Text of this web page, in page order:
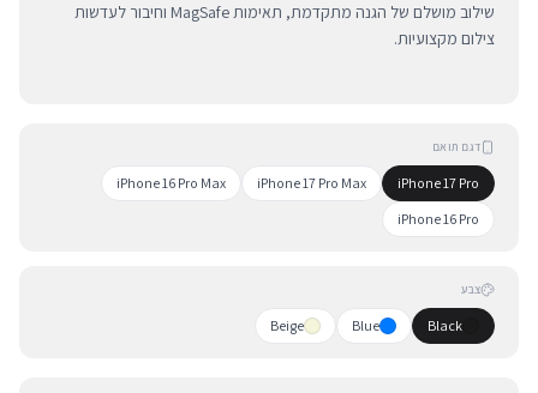
שילוב מושלם של הגנה מתקדמת, תאימות MagSafe וחיבור לעדשות
צילום מקצועיות.
דגם תואם
iPhone 17 Pro
iPhone 17 Pro Max
iPhone 16 Pro Max
iPhone 16 Pro
צבע
Black
Blue
Beige